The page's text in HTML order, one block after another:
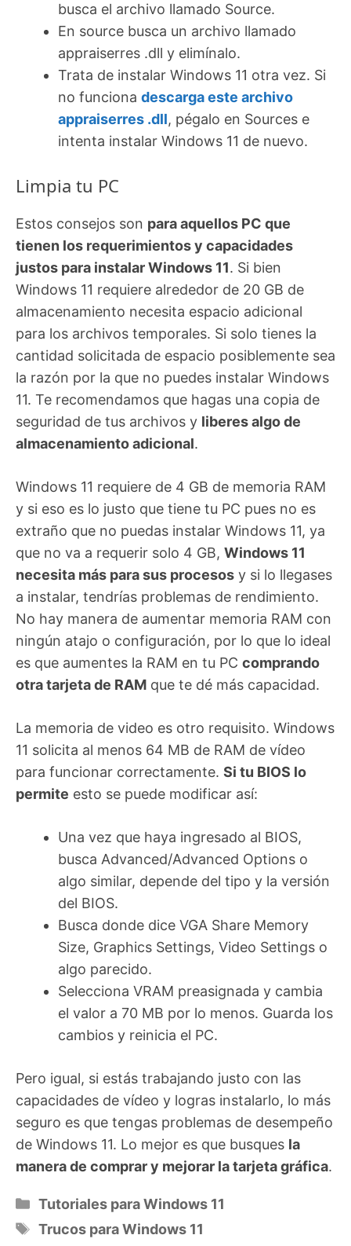
busca el archivo llamado Source.
En source busca un archivo llamado
appraiserres .dll y elimínalo.
Trata de instalar Windows 11 otra vez. Si
no funciona descarga este archivo
appraiserres .dll, pégalo en Sources e
intenta instalar Windows 11 de nuevo.
Limpia tu PC
Estos consejos son para aquellos PC que
tienen los requerimientos y capacidades
justos para instalar Windows 11. Si bien
Windows 11 requiere alrededor de 20 GB de
almacenamiento necesita espacio adicional
para los archivos temporales. Si solo tienes la
cantidad solicitada de espacio posiblemente sea
la razón por la que no puedes instalar Windows
11. Te recomendamos que hagas una copia de
seguridad de tus archivos y liberes algo de
almacenamiento adicional.
Windows 11 requiere de 4 GB de memoria RAM
y si eso es lo justo que tiene tu PC pues no es
extraño que no puedas instalar Windows 11, ya
que no va a requerir solo 4 GB, Windows 11
necesita más para sus procesos y si lo llegases
a instalar, tendrías problemas de rendimiento.
No hay manera de aumentar memoria RAM con
ningún atajo o configuración, por lo que lo ideal
es que aumentes la RAM en tu PC comprando
otra tarjeta de RAM que te dé más capacidad.
La memoria de video es otro requisito. Windows
11 solicita al menos 64 MB de RAM de vídeo
para funcionar correctamente. Si tu BIOS lo
permite esto se puede modificar así:
Una vez que haya ingresado al BIOS,
busca Advanced/Advanced Options o
algo similar, depende del tipo y la versión
del BIOS.
Busca donde dice VGA Share Memory
Size, Graphics Settings, Video Settings o
algo parecido.
Selecciona VRAM preasignada y cambia
el valor a 70 MB por lo menos. Guarda los
cambios y reinicia el PC.
Pero igual, si estás trabajando justo con las
capacidades de vídeo y logras instalarlo, lo más
seguro es que tengas problemas de desempeño
de Windows 11. Lo mejor es que busques la
manera de comprar y mejorar la tarjeta gráfica.
Categorías
Tutoriales para Windows 11
Etiquetas
Trucos para Windows 11